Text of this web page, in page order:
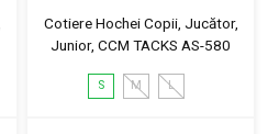
Cotiere Hochei Copii, Jucător,
Junior, CCM TACKS AS-580
S M L